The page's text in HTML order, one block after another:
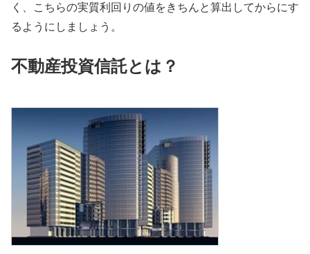
く、こちらの実質利回りの値をきちんと算出してからにす
るようにしましょう。
不動産投資信託とは？